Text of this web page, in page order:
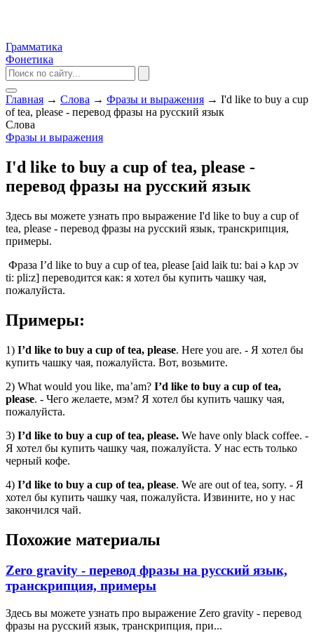
Грамматика
Фонетика
Главная → Слова → Фразы и выражения → I'd like to buy a cup
of tea, please - перевод фразы на русский язык
Слова
Фразы и выражения
I'd like to buy a cup of tea, please -
перевод фразы на русский язык
Здесь вы можете узнать про выражение I'd like to buy a cup of
tea, please - перевод фразы на русский язык, транскрипция,
примеры.
Фраза I’d like to buy a cup of tea, please [aid laik tu: bai ə kʌp ɔv
ti: pli:z] переводится как: я хотел бы купить чашку чая,
пожалуйста.
Примеры:
1) I’d like to buy a cup of tea, please. Here you are. - Я хотел бы
купить чашку чая, пожалуйста. Вот, возьмите.
2) What would you like, ma’am? I’d like to buy a cup of tea,
please. - Чего желаете, мэм? Я хотел бы купить чашку чая,
пожалуйста.
3) I’d like to buy a cup of tea, please. We have only black coffee. -
Я хотел бы купить чашку чая, пожалуйста. У нас есть только
черный кофе.
4) I’d like to buy a cup of tea, please. We are out of tea, sorry. - Я
хотел бы купить чашку чая, пожалуйста. Извините, но у нас
закончился чай.
Похожие материалы
Zero gravity - перевод фразы на русский язык,
транскрипция, примеры
Здесь вы можете узнать про выражение Zero gravity - перевод
фразы на русский язык, транскрипция, при...